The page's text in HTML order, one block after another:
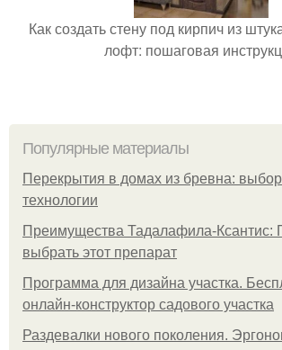
Как создать стену под кирпич из
лофт: пошаговая
Популярные материалы
Перекрытия в домах из бревна:
технологии
Преимущества Тадалафила-Ксантис:
выбрать этот препарат
Программа для дизайна участка.
онлайн-конструктор садового участка
Раздевалки нового поколения.